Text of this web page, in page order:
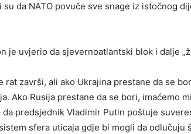
su da NATO povuče sve snage iz istočnog
je uvjerio da sjevernoatlantski blok i dalje
rat završi, ali ako Ukrajina prestane da se
Ako Rusija prestane da se bori, imaćemo
da predsjednik Vladimir Putin poštuje
sfera uticaja gdje bi mogli da odlučuju